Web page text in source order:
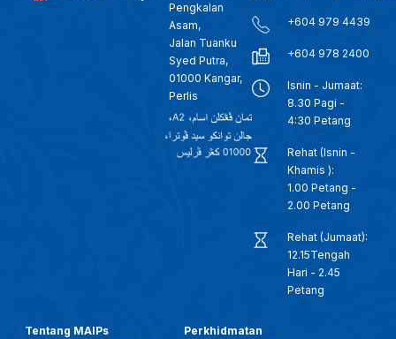
Pengkalan
Asam,
Jalan Tuanku
Syed Putra,
01000 Kangar,
Perlis
+604 979 4439
+604 978 2400
Isnin - Jumaat:
8.30 Pagi -
4:30 Petang
Rehat (Isnin -
Khamis ):
1.00 Petang -
2.00 Petang
Rehat (Jumaat):
12.15Tengah
Hari - 2.45
Petang
Tentang MAIPs
Perkhidmatan